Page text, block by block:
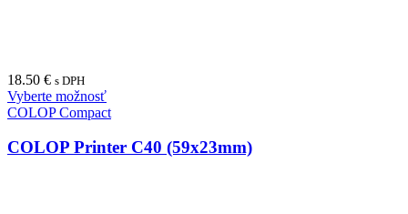
18.50 € s DPH
Vyberte možnosť
COLOP Compact
COLOP Printer C40 (59x23mm)